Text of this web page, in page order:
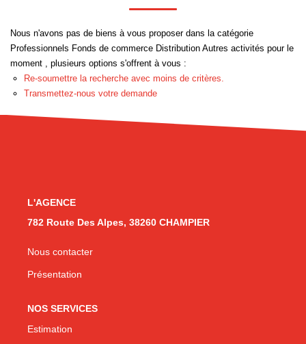
Notre Équipe
Nous Rejoindre
Nous n'avons pas de biens à vous proposer dans la catégorie
Professionnels Fonds de commerce Distribution Autres activités pour le
moment , plusieurs options s'offrent à vous :
Re-soumettre la recherche avec moins de critères.
Transmettez-nous votre demande
L'AGENCE
782 Route Des Alpes, 38260 CHAMPIER
Nous contacter
Présentation
NOS SERVICES
Estimation